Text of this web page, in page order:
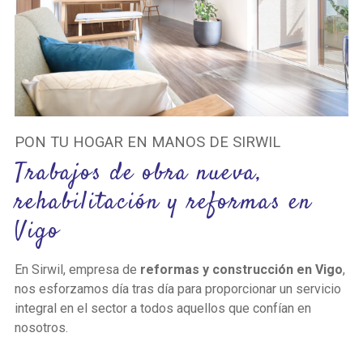
PON TU HOGAR EN MANOS DE SIRWIL
Trabajos de obra nueva,
rehabilitación y reformas en
Vigo
En Sirwil, empresa de reformas y construcción en Vigo,
nos esforzamos día tras día para proporcionar un servicio
integral en el sector a todos aquellos que confían en
nosotros.